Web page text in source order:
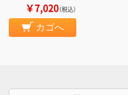
￥7,020（税込）
カゴへ